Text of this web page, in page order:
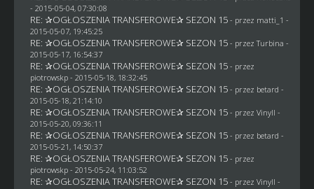
- 2015-05-04, 07:30:08
RE: ✰OGŁOSZENIA TRANSFEROWE✰ SEZON 15 - przez matti_1 -
2015-05-07, 19:45:25
RE: ✰OGŁOSZENIA TRANSFEROWE✰ SEZON 15 - przez Turbina -
2015-05-17, 16:54:37
RE: ✰OGŁOSZENIA TRANSFEROWE✰ SEZON 15 - przez
piotrowskp- 2015-05-18, 18:32:45
RE: ✰OGŁOSZENIA TRANSFEROWE✰ SEZON 15 - przez betard -
2015-05-18, 21:14:10
RE: ✰OGŁOSZENIA TRANSFEROWE✰ SEZON 15 - przez Vinyll -
2015-05-20, 09:36:11
RE: ✰OGŁOSZENIA TRANSFEROWE✰ SEZON 15 - przez betard -
2015-05-21, 14:50:37
RE: ✰OGŁOSZENIA TRANSFEROWE✰ SEZON 15 - przez
piotrowskp- 2015-05-24, 11:03:52
RE: ✰OGŁOSZENIA TRANSFEROWE✰ SEZON 15 - przez Vinyll -